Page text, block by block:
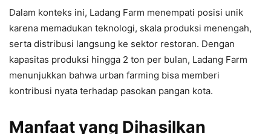
Dalam konteks ini, Ladang Farm menempati posisi unik
karena memadukan teknologi, skala produksi menengah,
serta distribusi langsung ke sektor restoran. Dengan
kapasitas produksi hingga 2 ton per bulan, Ladang Farm
menunjukkan bahwa urban farming bisa memberi
kontribusi nyata terhadap pasokan pangan kota.
Manfaat yang Dihasilkan